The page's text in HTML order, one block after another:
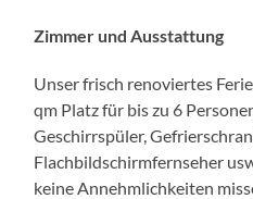
Zimmer und Ausstattung
Unser frisch renoviertes
qm Platz für bis zu 6
Geschirrspüler,
Flachbildschirmfernseher
keine Annehmlichkeiten